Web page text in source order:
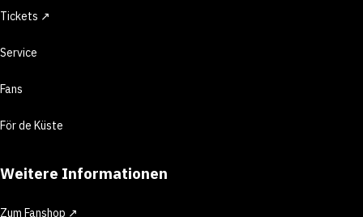
Tickets ↗
Service
Fans
För de Küste
Weitere Informationen
Zum Fanshop ↗